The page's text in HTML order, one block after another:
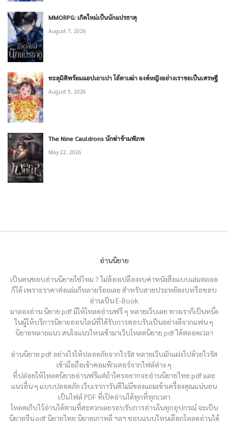
MMORPG: เกิดใหม่เป็นนักแปรธาตุ
August 7, 2026
ทะลุมิติพร้อมแอปเถาเปา โอ้ตาเฒ่า องค์หญิงอย่างเราขอเป็นเศรษฐี
August 5, 2026
The Nine Cauldrons นักฆ่าข้ามพิภพ
May 22, 2026
อ่านนิยาย
เป็นคนชอบอ่านนิยายใช่ไหม ? ไม่ต้องเปลืองงบค่าหนังสือแบบเล่มตลอด
ก็ได้ เพราะราคาต่อเล่มก็หลายร้อยเลย สำหรับสายประหยัดงบหรือชอบ
อ่านเป็น E-Book
มาลองอ่าน นิยาย pdf มีให้โหลดอ่านฟรี ๆ หลายเว็บเลย ทางเราก็เป็นหนึ่ง
ในผู้ให้บริการนิยายออนไลน์ที่ได้รับการตอบรับเป็นอย่างดีจากแฟน ๆ
นิยายหลายแนว สนใจแนวไหนเข้ามาเว็บโหลดนิยาย pdf ได้ตลอดเวลา
อ่านนิยาย pdf อย่างไรให้ปลอดภัยจากไวรัส หลายเว็บมักแฝงไปด้วยไวรัส
เข้ามือถือเข้าคอมพิวเตอร์จากไฟล์ต่าง ๆ
ที่ปล่อยให้โหลดนิยายอ่านฟรีแต่ถ้าใครอยากจะอ่านนิยายไทย pdf และ
แนวอื่น ๆ แบบปลอดภัย เว็บเราการันตีไม่มีของแถมเข้าเครื่องคุณแน่นอน
เป็นไฟล์ PDF ที่เปิดอ่านได้ทุกที่ทุกเวลา
โหลดเก็บไว้อ่านได้ตามที่สะดวกเลยรอบรับการอ่านในทุกอุปกรณ์ จะเป็น
นิยายจีน pdf นิยายไทย นิยายเกาหลี ฯลฯ ชอบแบบไหนเลือกโหลดอ่านได้